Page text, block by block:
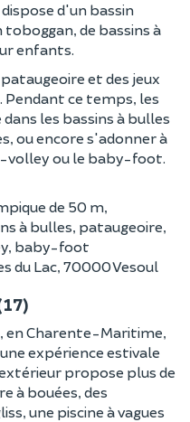
d'un bassin
de bassins à
enfants.
et des jeux
Pendant ce temps, les
les bassins à bulles
ou encore s'adonner à
volley ou le baby-foot.
de 50 m,
à bulles, pataugeoire,
baby-foot
du Lac, 70000 Vesoul
en Charente-Maritime,
expérience estivale
propose plus de
à bouées, des
une piscine à vagues